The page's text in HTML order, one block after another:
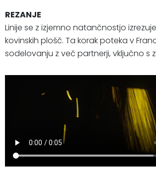
REZANJE
Linije se z izjemno natančnostjo
kovinskih plošč. Ta korak poteka v
sodelovanju z več partnerji, vključno s